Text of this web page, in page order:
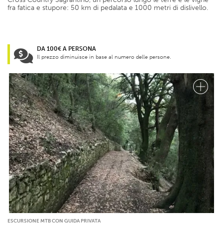
fra fatica e stupore: 50 km di pedalata e 1000 metri di dislivello.
DA 100€ A PERSONA
Il prezzo diminuisce in base al numero delle persone.
ESCURSIONE MTB CON GUIDA PRIVATA